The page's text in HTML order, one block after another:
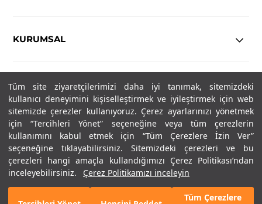
Tüm site ziyaretçilerimizi daha iyi tanımak, sitemizdeki
kullanıcı deneyimini kişiselleştirmek ve iyileştirmek için web
sitemizde çerezler kullanıyoruz. Çerez ayarlarınızı yönetmek
için “Tercihleri Yönet” seçeneğine veya tüm çerezlerin
kullanımını kabul etmek için “Tüm Çerezlere İzin Ver”
seçeneğine tıklayabilirsiniz. Sitemizdeki çerezleri ve bu
çerezleri hangi amaçla kullandığımızı Çerez Politikası’ndan
inceleyebilirsiniz.
Çerez Politikamızı inceleyin
Tüm Çerezlere
KURUMSAL
YASAL
Copyright© 2025 IN-FORMAL Tüm hakları saklıdır.
SOSYAL MEDYA